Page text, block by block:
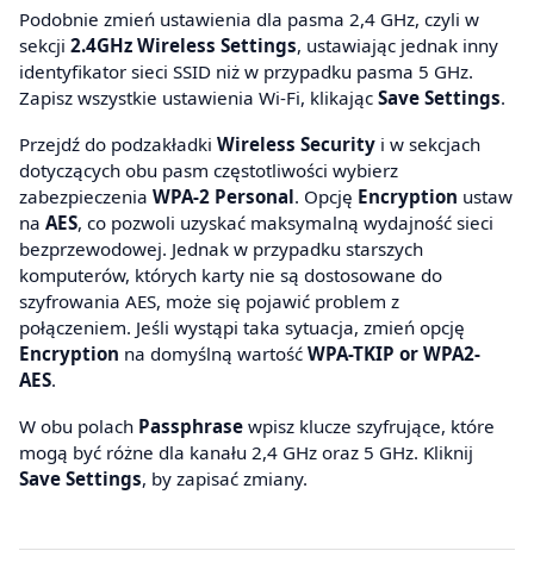
Podobnie zmień ustawienia dla pasma 2,4 GHz, czyli w
sekcji 2.4GHz Wireless Settings, ustawiając jednak inny
identyfikator sieci SSID niż w przypadku pasma 5 GHz.
Zapisz wszystkie ustawienia Wi-Fi, klikając Save Settings.
Przejdź do podzakładki Wireless Security i w sekcjach
dotyczących obu pasm częstotliwości wybierz
zabezpieczenia WPA-2 Personal. Opcję Encryption ustaw
na AES, co pozwoli uzyskać maksymalną wydajność sieci
bezprzewodowej. Jednak w przypadku starszych
komputerów, których karty nie są dostosowane do
szyfrowania AES, może się pojawić problem z
połączeniem. Jeśli wystąpi taka sytuacja, zmień opcję
Encryption na domyślną wartość WPA-TKIP or WPA2-
AES.
W obu polach Passphrase wpisz klucze szyfrujące, które
mogą być różne dla kanału 2,4 GHz oraz 5 GHz. Kliknij
Save Settings, by zapisać zmiany.